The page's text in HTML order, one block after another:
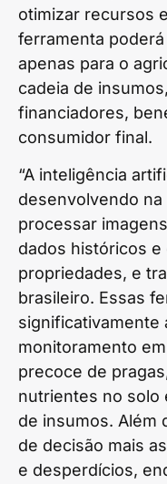
otimizar recursos
ferramenta
apenas para o
cadeia de
financiadores,
consumidor final.
“A inteligência
desenvolvendo
processar
dados históricos e
propriedades, e
brasileiro. Essas
significativamente
monitoramento
precoce de
nutrientes no solo
de insumos. Além
de decisão mais
e desperdícios,